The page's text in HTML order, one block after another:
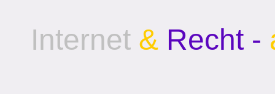
Internet & Recht -